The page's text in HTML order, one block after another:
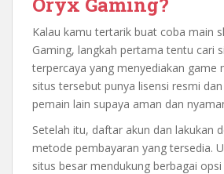
Kalau kamu tertarik buat coba main
Gaming, langkah pertama tentu cari
terpercaya yang menyediakan game
situs tersebut punya lisensi resmi
pemain lain supaya aman dan
Setelah itu, daftar akun dan lakukan
metode pembayaran yang tersedia.
situs besar mendukung berbagai